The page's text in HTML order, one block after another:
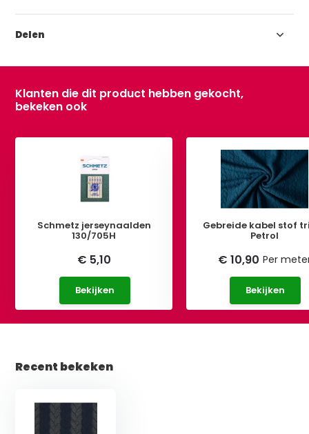
Delen
Klanten die dit product hebben gekocht,
bekeken ook
Schmetz jerseynaalden
130/705H
€ 5,10
Bekijken
Gebreide kabel stof
Petrol
€ 10,90 Per
Bekijken
Recent bekeken